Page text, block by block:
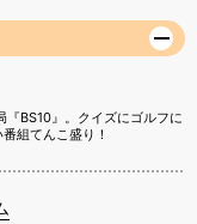
『BS10』。クイズにゴルフに
組てんこ盛り！